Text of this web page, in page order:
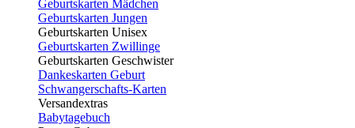
Geburtskarten Mädchen
Geburtskarten Jungen
Geburtskarten Unisex
Geburtskarten Zwillinge
Geburtskarten Geschwister
Dankeskarten Geburt
Schwangerschafts-Karten
Versandextras
Babytagebuch